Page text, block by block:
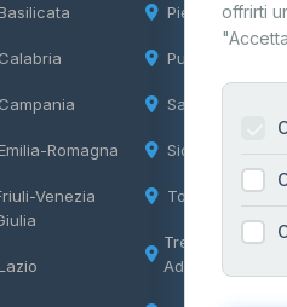
Basilicata
Calabria
Campania
Emilia-Romagna
Venezia
Lazio
Piemonte
Puglia
Sardegna
Sicilia
Toscana
Trentino-Alto
Adige
offrirti